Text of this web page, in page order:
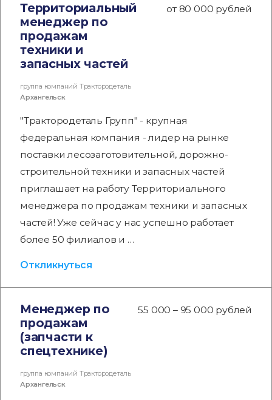
Территориальный
менеджер по
продажам
техники и
запасных частей
от 80 000 рублей
группа компаний Трактородеталь
Архангельск
"Трактородеталь Групп" - крупная
федеральная компания - лидер на рынке
поставки лесозаготовительной, дорожно-
строительной техники и запасных частей
приглашает на работу Территориального
менеджера по продажам техники и запасных
частей! Уже сейчас у нас успешно работает
более 50 филиалов и …
Откликнуться
Менеджер по
продажам
(запчасти к
спецтехнике)
55 000 – 95 000 рублей
группа компаний Трактородеталь
Архангельск